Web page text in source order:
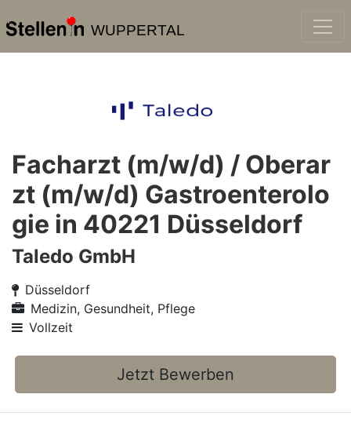
WUPPERTAL
Facharzt (m/w/d) / Oberar
zt (m/w/d) Gastroenterolo
gie in 40221 Düsseldorf
Taledo GmbH
Düsseldorf
Medizin, Gesundheit, Pflege
Vollzeit
Jetzt Bewerben